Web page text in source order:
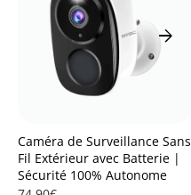
arrow_forward
Caméra de Surveillance Sans
Fil Extérieur avec Batterie |
Sécurité 100% Autonome